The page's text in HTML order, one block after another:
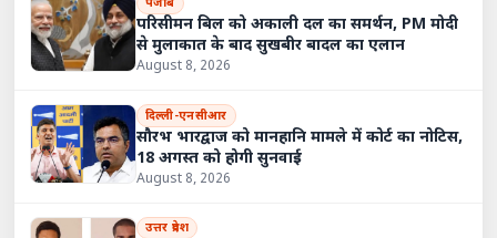
पंजाब
परिसीमन बिल को अकाली दल का समर्थन, PM मोदी
से मुलाकात के बाद सुखबीर बादल का एलान
August 8, 2026
दिल्ली-एनसीआर
सौरभ भारद्वाज को मानहानि मामले में कोर्ट का नोटिस,
18 अगस्त को होगी सुनवाई
August 8, 2026
उत्तर प्रदेश